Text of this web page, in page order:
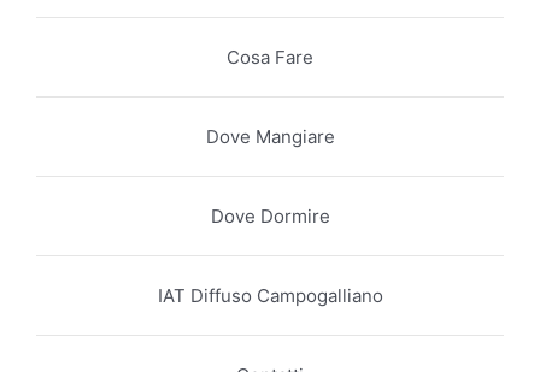
Cosa Fare
Dove Mangiare
Dove Dormire
IAT Diffuso Campogalliano